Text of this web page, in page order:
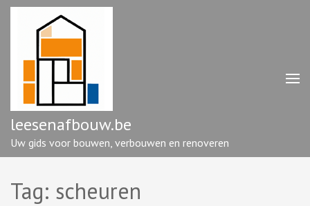
Ga
enter)
leesenafbouw.be
Uw gids voor bouwen, verbouwen en renoveren
Tag: scheuren